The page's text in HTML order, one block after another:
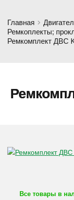
Главная
Ремкоплекты;
Ремкомплект ДВС
Все товары в